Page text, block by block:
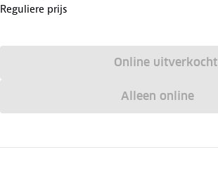
Reguliere prijs
Online uitverkocht
Alleen online